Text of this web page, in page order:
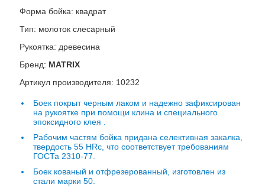
Форма бойка: квадрат
Тип: молоток слесарный
Рукоятка: древесина
Бренд: MATRIX
Артикул производителя: 10232
Боек покрыт черным лаком и надежно зафиксирован
на рукоятке при помощи клина и специального
эпоксидного клея .
Рабочим частям бойка придана селективная закалка,
твердость 55 НRc, что соответствует требованиям
ГОСТа 2310-77.
Боек кованый и отфрезерованный, изготовлен из
стали марки 50.